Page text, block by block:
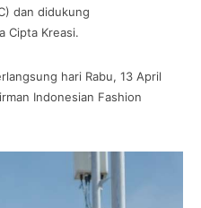
dan didukung
Cipta Kreasi.
hari Rabu, 13 April
Indonesian Fashion